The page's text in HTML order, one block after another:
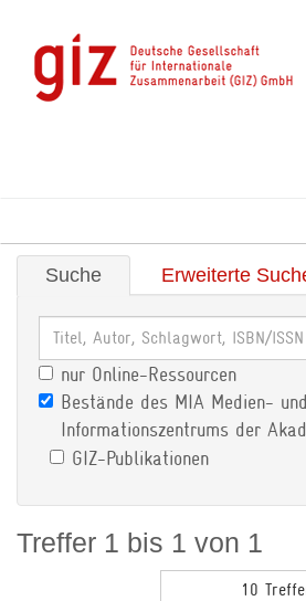
Suche Erweiterte
nur Online-Ressourcen
Bestände des MIA Medien- und
Informationszentrums der
GIZ-Publikationen
Treffer 1 bis 1 von 1
10